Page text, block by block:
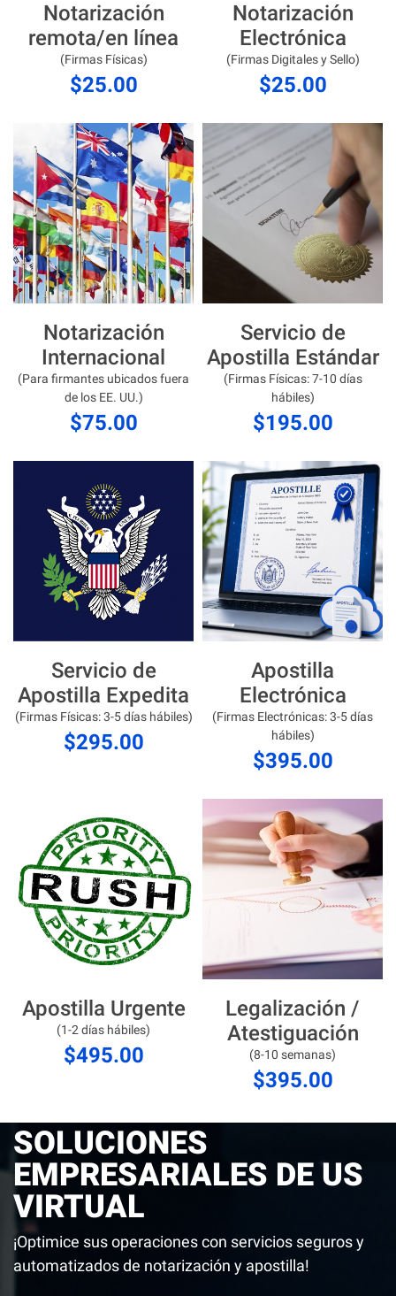
Notarización
remota/en línea
(Firmas Físicas)
$25.00
Notarización
Electrónica
(Firmas Digitales y Sello)
$25.00
Notarización
Internacional
(Para firmantes ubicados fuera
de los EE. UU.)
$75.00
Servicio de
Apostilla Estándar
(Firmas Físicas: 7-10 días
hábiles)
$195.00
Servicio de
Apostilla Expedita
(Firmas Físicas: 3-5 días hábiles)
$295.00
Apostilla
Electrónica
(Firmas Electrónicas: 3-5 días
hábiles)
$395.00
Apostilla Urgente
(1-2 días hábiles)
$495.00
Legalización /
Atestiguación
(8-10 semanas)
$395.00
SOLUCIONES
EMPRESARIALES DE US
VIRTUAL
¡Optimice sus operaciones con servicios seguros y
automatizados de notarización y apostilla!